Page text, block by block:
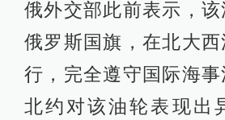
俄外交部此前表示，
俄罗斯国旗，在北大
行，完全遵守国际海
北约对该油轮表现出